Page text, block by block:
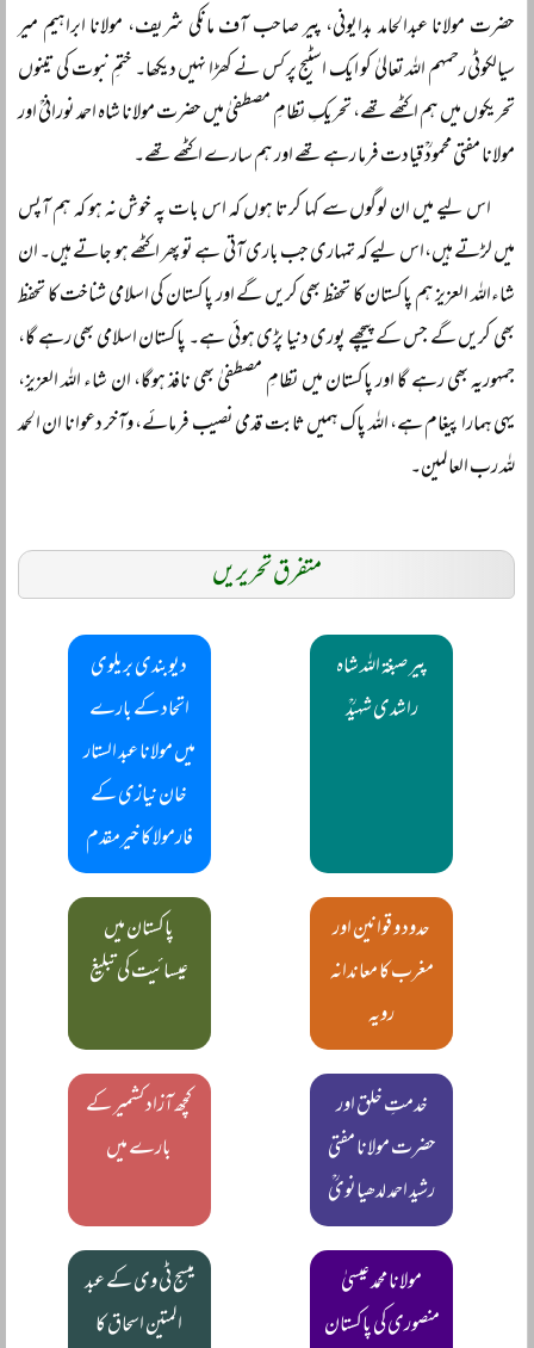
حضرت مولانا عبدالحامد بدایونی، پیر صاحب آف مانکی شریف، مولانا ابراہیم میر
سیالکوٹی رحمہم اللہ تعالیٰ کو ایک اسٹیج پر کس نے کھڑا نہیں دیکھا۔ ختمِ نبوت کی تینوں
تحریکوں میں ہم اکٹھے تھے، تحریکِ نظامِ مصطفیٰ میں حضرت مولانا شاہ احمد نورانیؒ اور
مولانا مفتی محمودؒ قیادت فرما رہے تھے اور ہم سارے اکٹھے تھے۔
اس لیے میں ان لوگوں سے کہا کرتا ہوں کہ اس بات پہ خوش نہ ہو کہ ہم آپس
میں لڑتے ہیں،اس لیے کہ تمہاری جب باری آتی ہے تو پھر اکٹھے ہو جاتے ہیں۔ ان
شاءاللہ العزیز ہم پاکستان کا تحفظ بھی کریں گے اور پاکستان کی اسلامی شناخت کا تحفظ
بھی کریں گے جس کے پیچھے پوری دنیا پڑی ہوئی ہے۔ پاکستان اسلامی بھی رہے گا،
جمہوریہ بھی رہے گا اور پاکستان میں نظامِ مصطفیٰ بھی نافذ ہوگا، ان شاء اللہ العزیز،
یہی ہمارا پیغام ہے، اللہ پاک ہمیں ثابت قدمی نصیب فرمائے، وآخر دعوانا ان الحمد
للہ رب العالمین۔
متفرق تحریریں
پیر صبغۃ اللہ شاہ
راشدی شہیدؒ
دیوبندی بریلوی
اتحاد کے بارے
میں مولانا عبد الستار
خان نیازی کے
فارمولا کا خیرمقدم
حدود و قوانین اور
مغرب کا معاندانہ
رویہ
پاکستان میں
عیسائیت کی تبلیغ
خدمتِ خلق اور
حضرت مولانا مفتی
رشید احمد لدھیانویؒ
کچھ آزاد کشمیر کے
بارے میں
مولانا محمد عیسیٰ
منصوری کی پاکستان
میسج ٹی وی کے عبد
المتین اسحاق کا